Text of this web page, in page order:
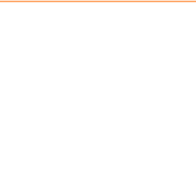
il est conseillé d'utiliser